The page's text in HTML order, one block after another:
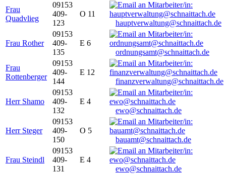
Frau
Quadvlieg
09153
409-
123
O 11
hauptverwaltung@schnaittach.de
Frau Rother
09153
409-
135
E 6
ordnungsamt@schnaittach.de
Frau
Rottenberger
09153
409-
144
E 12
finanzverwaltung@schnaittach.de
Herr Shamo
09153
409-
132
E 4
ewo@schnaittach.de
Herr Steger
09153
409-
150
O 5
bauamt@schnaittach.de
Frau Steindl
09153
409-
131
E 4
ewo@schnaittach.de